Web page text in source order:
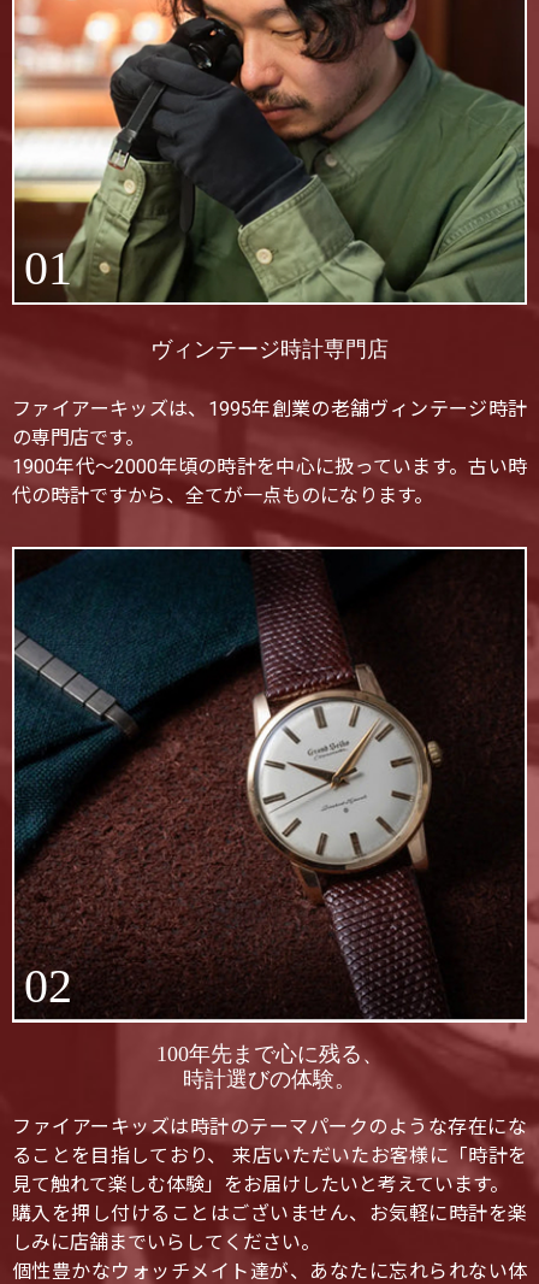
01
ヴィンテージ時計専門店
ファイアーキッズは、1995年創業の老舗ヴィンテージ時計
の専門店です。
1900年代〜2000年頃の時計を中心に扱っています。古い時
代の時計ですから、全てが一点ものになります。
02
100年先まで心に残る、
時計選びの体験。
ファイアーキッズは時計のテーマパークのような存在にな
ることを目指しており、 来店いただいたお客様に「時計を
見て触れて楽しむ体験」をお届けしたいと考えています。
購入を押し付けることはございません、お気軽に時計を楽
しみに店舗までいらしてください。
個性豊かなウォッチメイト達が、あなたに忘れられない体